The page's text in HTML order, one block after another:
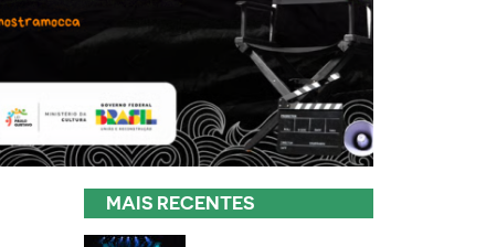
MAIS RECENTES